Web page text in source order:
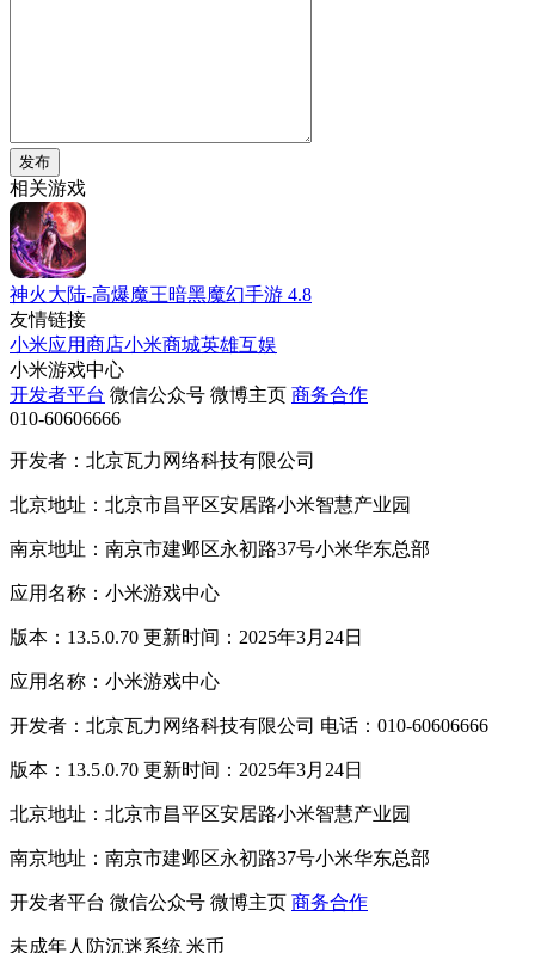
发布
相关游戏
神火大陆-高爆魔王暗黑魔幻手游 4.8
友情链接
小米应用商店小米商城英雄互娱
小米游戏中心
开发者平台 微信公众号 微博主页 商务合作
010-60606666
开发者：北京瓦力网络科技有限公司
北京地址：北京市昌平区安居路小米智慧产业园
南京地址：南京市建邺区永初路37号小米华东总部
应用名称：小米游戏中心
版本：13.5.0.70 更新时间：2025年3月24日
应用名称：小米游戏中心
开发者：北京瓦力网络科技有限公司 电话：010-60606666
版本：13.5.0.70 更新时间：2025年3月24日
北京地址：北京市昌平区安居路小米智慧产业园
南京地址：南京市建邺区永初路37号小米华东总部
开发者平台 微信公众号 微博主页 商务合作
未成年人防沉迷系统 米币